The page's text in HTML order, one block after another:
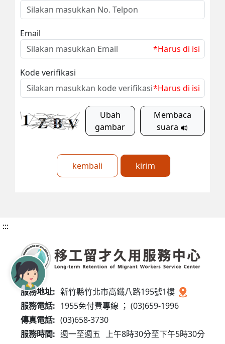
Email
*Harus di isi
Kode verifikasi
*Harus di isi
Ubah
gambar
Membaca
suara
kembali kirim
:::
服務地址: 新竹縣竹北市高鐵八路195號1樓
服務電話: 1955免付費專線 ； (03)659-1996
傳真電話: (03)658-3730
服務時間: 週一至週五 上午8時30分至下午5時30分